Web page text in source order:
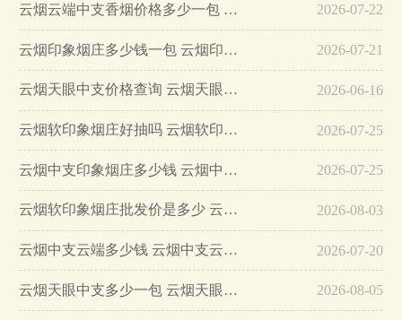
云烟云端中支香烟价格多少一包 云烟云端中支各地区价格… 2026-07-22
云烟印象烟庄多少钱一包 云烟印象烟庄价格表图2025… 2026-07-21
云烟天眼中支价格查询 云烟天眼中支多少一包… 2026-06-16
云烟软印象烟庄好抽吗 云烟软印象烟庄多少钱一包… 2026-07-25
云烟中支印象烟庄多少钱 云烟中支印象烟庄价格表图… 2026-07-25
云烟软印象烟庄批发价是多少 云烟软印象烟庄价格表图… 2026-08-03
云烟中支云端多少钱 云烟中支云端价格表及图片… 2026-07-20
云烟天眼中支多少一包 云烟天眼中支烟大全价格查询… 2026-08-05